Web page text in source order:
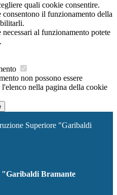
quali cookie consentire.
il funzionamento della
al funzionamento potete
.
non possono essere
nella pagina della cookie
Superiore "Garibaldi
"Garibaldi Bramante